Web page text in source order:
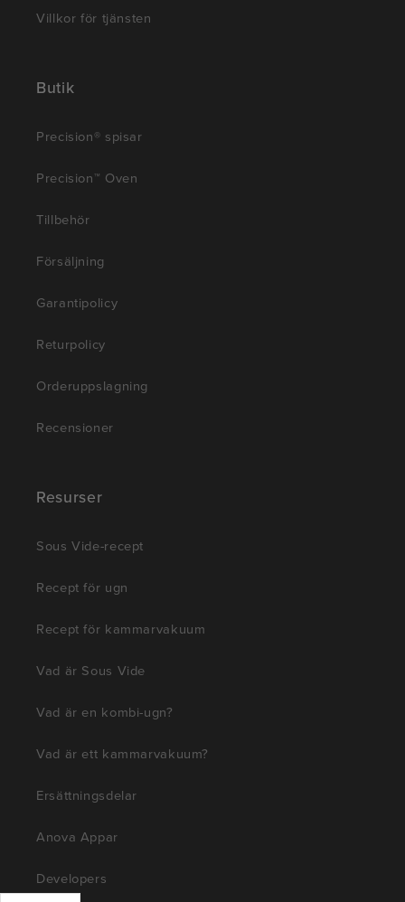
Villkor för tjänsten
Butik
Precision® spisar
Precision™ Oven
Tillbehör
Försäljning
Garantipolicy
Returpolicy
Orderuppslagning
Recensioner
Resurser
Sous Vide-recept
Recept för ugn
Recept för kammarvakuum
Vad är Sous Vide
Vad är en kombi-ugn?
Vad är ett kammarvakuum?
Ersättningsdelar
Anova Appar
Developers